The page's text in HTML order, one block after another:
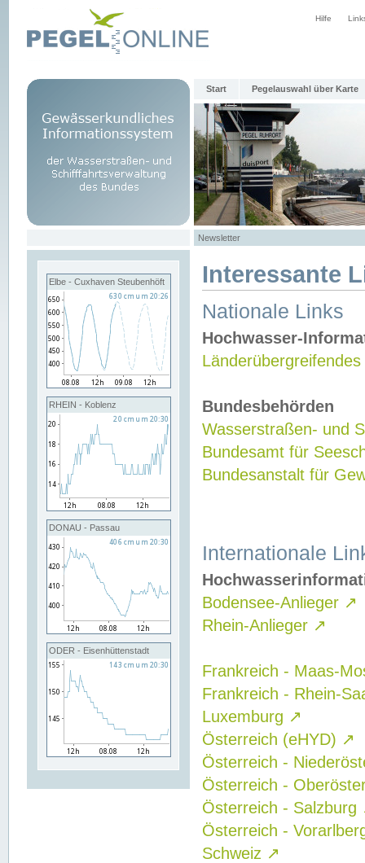
Hilfe
Start Pegelauswahl über Karte
Newsletter
Elbe - Cuxhaven Steubenhöft
RHEIN - Koblenz
DONAU - Passau
ODER - Eisenhüttenstadt
Interessante
Nationale Links
Hochwasser-
Bundesbehörden
Wasserstraßen- und
Bundesamt für
Bundesanstalt für
Internationale
Bodensee-Anlieger ↗
Rhein-Anlieger ↗
Frankreich - Maas-
Frankreich - Rhein-
Luxemburg ↗
Österreich (eHYD) ↗
Österreich -
Österreich -
Österreich - Salzburg
Österreich -
Schweiz ↗